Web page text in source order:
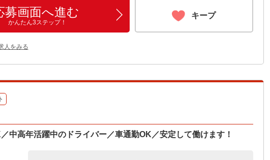
募画面へ進む
かんたん3ステップ！
キープ
人をみる
中高年活躍中のドライバー／車通勤OK／安定して働けます！